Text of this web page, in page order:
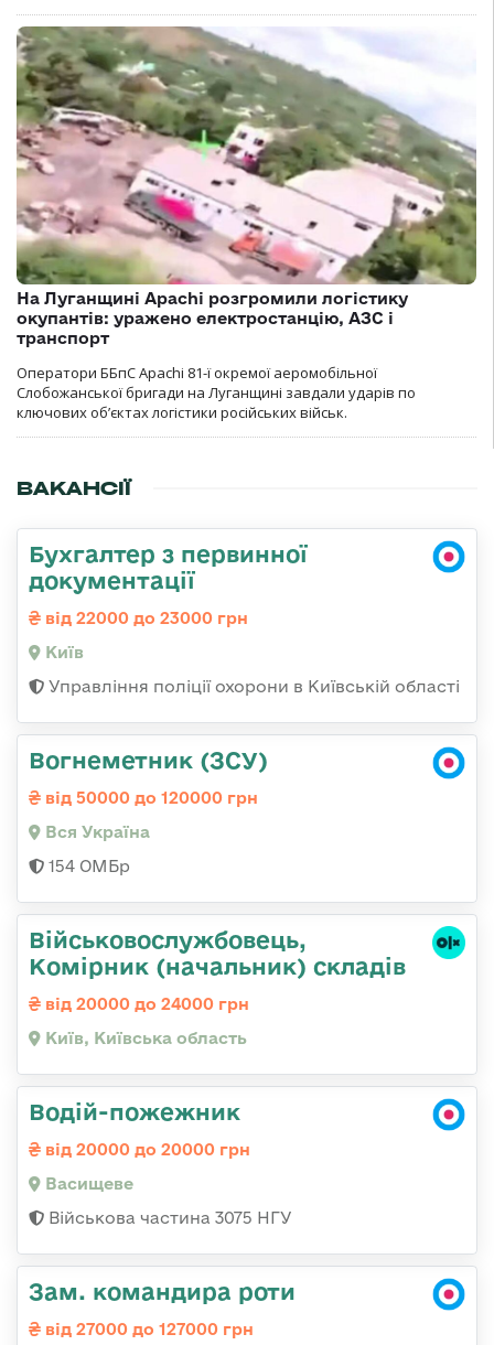
На Луганщині Apachi розгромили логістику
окупантів: уражено електростанцію, АЗС і
транспорт
Оператори ББпС Apachi 81-ї окремої аеромобільної
Слобожанської бригади на Луганщині завдали ударів по
ключових об’єктах логістики російських військ.
ВАКАНСІЇ
Бухгалтер з первинної
документації
від 22000 до 23000 грн
Київ
Управління поліції охорони в Київській області
Вогнеметник (ЗСУ)
від 50000 до 120000 грн
Вся Україна
154 ОМБр
Військовослужбовець,
Комірник (начальник) складів
від 20000 до 24000 грн
Київ, Київська область
Водій-пожежник
від 20000 до 20000 грн
Васищеве
Військова частина 3075 НГУ
Зам. командира роти
від 27000 до 127000 грн